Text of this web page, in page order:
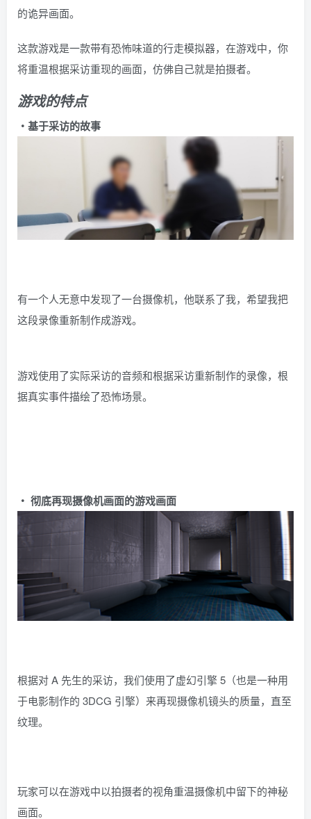
的诡异画面。
这款游戏是一款带有恐怖味道的行走模拟器，在游戏中，你
将重温根据采访重现的画面，仿佛自己就是拍摄者。
游戏的特点
・基于采访的故事
有一个人无意中发现了一台摄像机，他联系了我，希望我把
这段录像重新制作成游戏。
游戏使用了实际采访的音频和根据采访重新制作的录像，根
据真实事件描绘了恐怖场景。
・ 彻底再现摄像机画面的游戏画面
根据对 A 先生的采访，我们使用了虚幻引擎 5（也是一种用
于电影制作的 3DCG 引擎）来再现摄像机镜头的质量，直至
纹理。
玩家可以在游戏中以拍摄者的视角重温摄像机中留下的神秘
画面。